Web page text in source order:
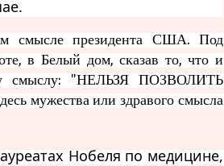
смысле президента США. Под
в Белый дом, сказав то, что и
смыслу: "НЕЛЬЗЯ ПОЗВОЛИТЬ
или здравого смысла
Нобеля по медицине,